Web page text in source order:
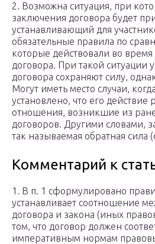
2. Возможна ситуация, при
заключения договора будет
устанавливающий для
обязательные правила по
которые действовали во
договора. При такой ситуации
договора сохраняют силу,
Могут иметь место случаи,
установлено, что его действие
отношения, возникшие из
договоров. Другими словами,
так называемая обратная сила
Комментарий к
1. В п. 1 сформулировано
устанавливает соотношение
договора и закона (иных
том, что договор должен
императивным нормам